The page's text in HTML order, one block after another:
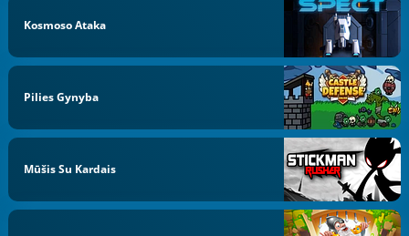
Kosmoso Ataka
Pilies Gynyba
Mūšis Su Kardais